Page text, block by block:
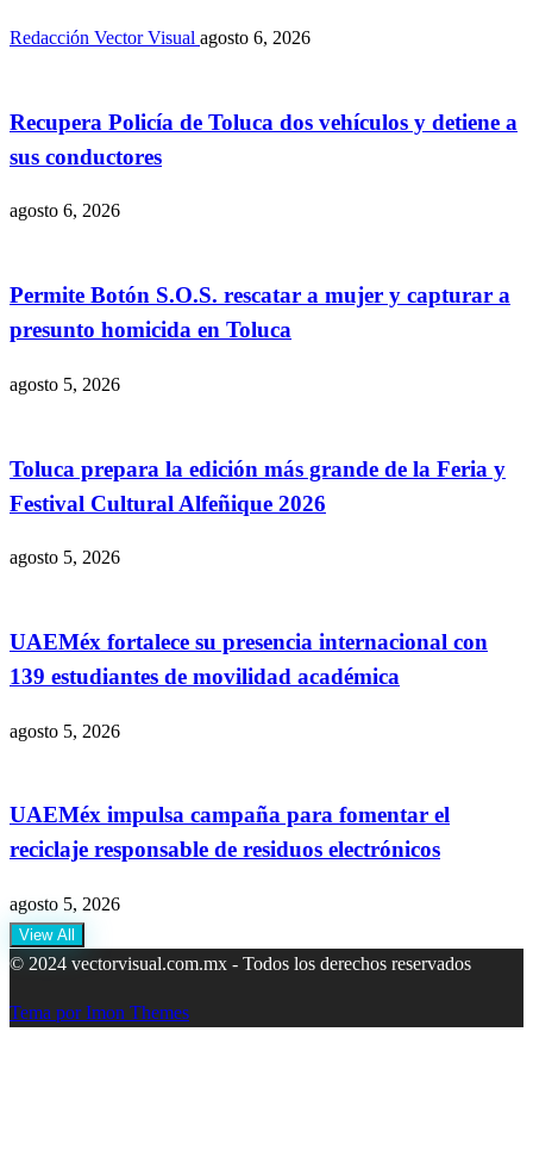
Redacción Vector Visual agosto 6, 2026
Recupera Policía de Toluca dos vehículos y detiene a
sus conductores
agosto 6, 2026
Permite Botón S.O.S. rescatar a mujer y capturar a
presunto homicida en Toluca
agosto 5, 2026
Toluca prepara la edición más grande de la Feria y
Festival Cultural Alfeñique 2026
agosto 5, 2026
UAEMéx fortalece su presencia internacional con
139 estudiantes de movilidad académica
agosto 5, 2026
UAEMéx impulsa campaña para fomentar el
reciclaje responsable de residuos electrónicos
agosto 5, 2026
View All
© 2024 vectorvisual.com.mx - Todos los derechos reservados
Tema por Imon Themes